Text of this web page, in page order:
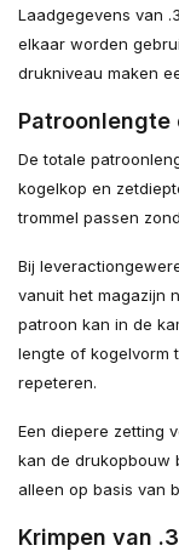
Laadgegevens van
elkaar worden
drukniveau maken
De totale
kogelkop en
trommel passen
Bij
vanuit het magazijn
patroon kan in de
lengte of kogelvorm
repeteren.
Een diepere zetting
kan de drukopbouw
alleen op basis van
Krimpen van